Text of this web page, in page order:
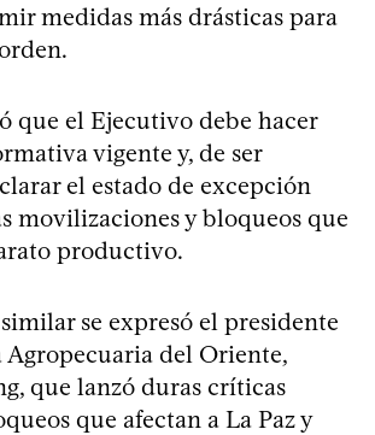
medidas más drásticas para
que el Ejecutivo debe hacer
vigente y, de ser
el estado de excepción
movilizaciones y bloqueos que
productivo.
se expresó el presidente
Agropecuaria del Oriente,
que lanzó duras críticas
que afectan a La Paz y